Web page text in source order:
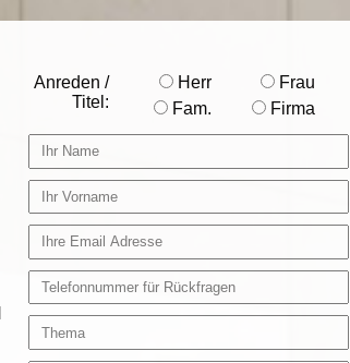
Anreden /
Titel:
Herr
Frau
Fam.
Firma